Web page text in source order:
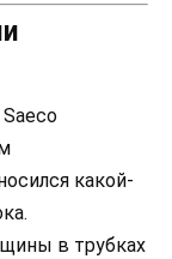
какой-
в трубках